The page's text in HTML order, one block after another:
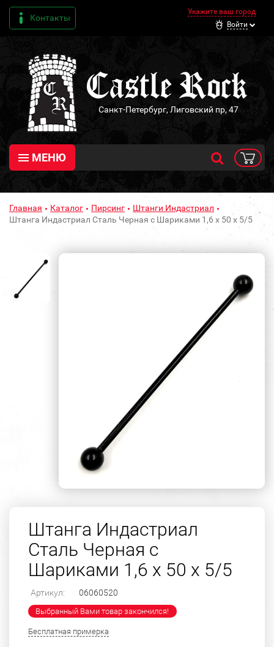
Контакты
Укажите ваш город
Войти
Санкт-Петербург, Лиговский пр, 47
МЕНЮ
Главная Каталог Пирсинг
Штанги Индастриал
Штанга Индастриал Сталь Черная с Шариками 1,6 х 50 х 5/5
Штанга Индастриал
Сталь Черная с
Шариками 1,6 х 50 х 5/5
Артикул: 06060520
Выбранный Вами товар закончился!
Бесплатная примерка